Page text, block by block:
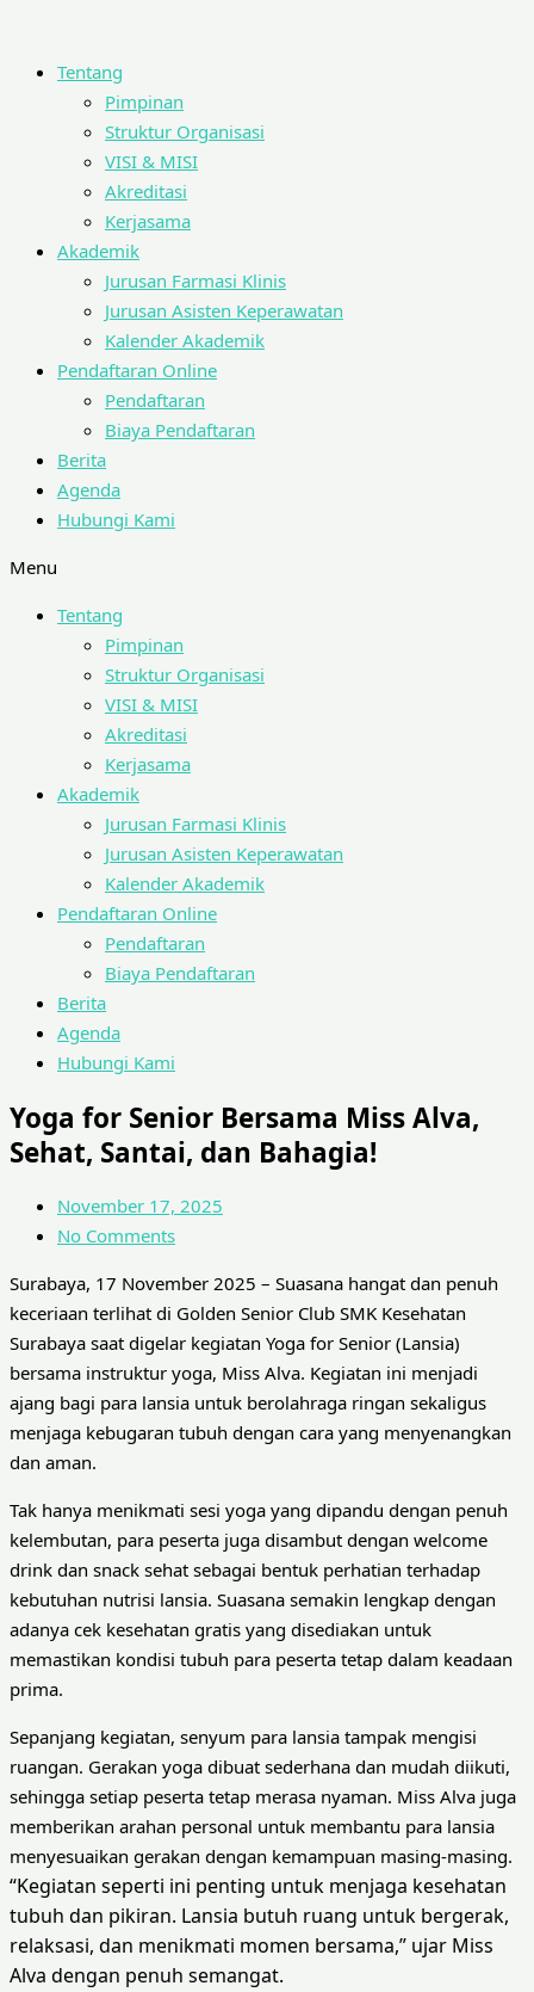
Tentang
Pimpinan
Struktur Organisasi
VISI & MISI
Akreditasi
Kerjasama
Akademik
Jurusan Farmasi Klinis
Jurusan Asisten Keperawatan
Kalender Akademik
Pendaftaran Online
Pendaftaran
Biaya Pendaftaran
Berita
Agenda
Hubungi Kami
Menu
Tentang
Pimpinan
Struktur Organisasi
VISI & MISI
Akreditasi
Kerjasama
Akademik
Jurusan Farmasi Klinis
Jurusan Asisten Keperawatan
Kalender Akademik
Pendaftaran Online
Pendaftaran
Biaya Pendaftaran
Berita
Agenda
Hubungi Kami
Yoga for Senior Bersama Miss Alva,
Sehat, Santai, dan Bahagia!
November 17, 2025
No Comments
Surabaya, 17 November 2025 – Suasana hangat dan penuh
keceriaan terlihat di Golden Senior Club SMK Kesehatan
Surabaya saat digelar kegiatan Yoga for Senior (Lansia)
bersama instruktur yoga, Miss Alva. Kegiatan ini menjadi
ajang bagi para lansia untuk berolahraga ringan sekaligus
menjaga kebugaran tubuh dengan cara yang menyenangkan
dan aman.
Tak hanya menikmati sesi yoga yang dipandu dengan penuh
kelembutan, para peserta juga disambut dengan welcome
drink dan snack sehat sebagai bentuk perhatian terhadap
kebutuhan nutrisi lansia. Suasana semakin lengkap dengan
adanya cek kesehatan gratis yang disediakan untuk
memastikan kondisi tubuh para peserta tetap dalam keadaan
prima.
Sepanjang kegiatan, senyum para lansia tampak mengisi
ruangan. Gerakan yoga dibuat sederhana dan mudah diikuti,
sehingga setiap peserta tetap merasa nyaman. Miss Alva juga
memberikan arahan personal untuk membantu para lansia
menyesuaikan gerakan dengan kemampuan masing-masing.
“Kegiatan seperti ini penting untuk menjaga kesehatan
tubuh dan pikiran. Lansia butuh ruang untuk bergerak,
relaksasi, dan menikmati momen bersama,” ujar Miss
Alva dengan penuh semangat.